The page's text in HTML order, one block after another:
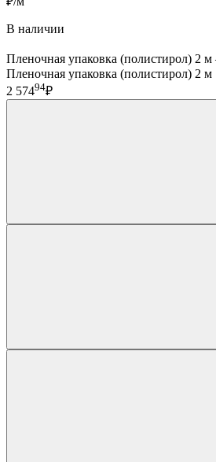
В наличии
Пленочная упаковка (полистирол) 2
Пленочная упаковка (полистирол) 2 м
2 57494₽